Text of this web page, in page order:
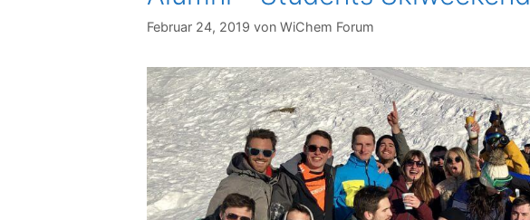
Februar 24, 2019 von WiChem Forum